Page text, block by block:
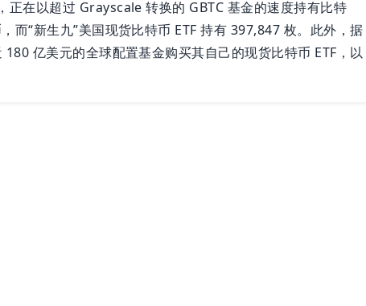
在以超过 Grayscale 转换的 GBTC 基金的速度持有比特
而“新生九”美国现货比特币 ETF 持有 397,847 枚。此外，据
亿美元的全球配置基金购买其自己的现货比特币 ETF，以